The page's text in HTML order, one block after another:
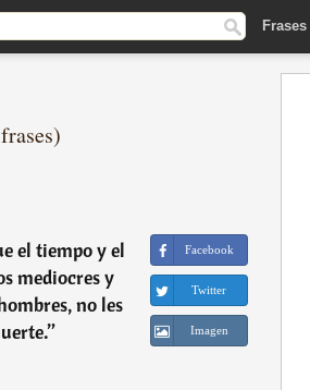
Frases
el tiempo y el
mediocres y
no les
”
Facebook
Twitter
Imagen